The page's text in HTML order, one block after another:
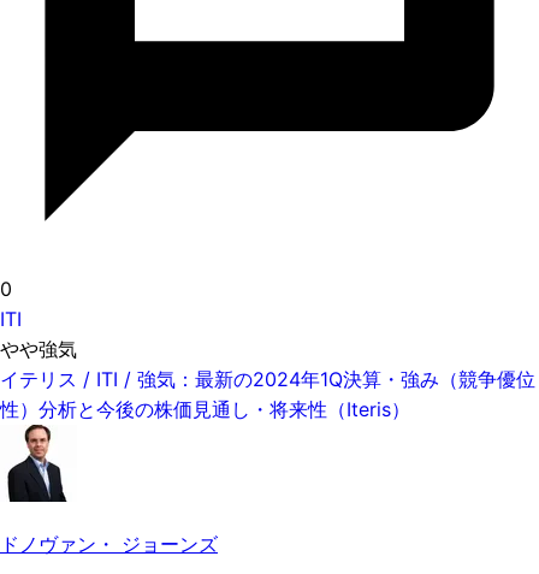
0
ITI
やや強気
イテリス / ITI / 強気：最新の2024年1Q決算・強み（競争優位
性）分析と今後の株価見通し・将来性（Iteris）
ドノヴァン・ ジョーンズ